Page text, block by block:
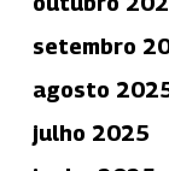
setembro
agosto
julho 2025